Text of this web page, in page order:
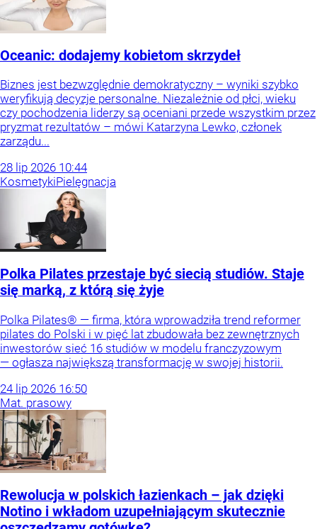
Oceanic: dodajemy kobietom skrzydeł
Biznes jest bezwzględnie demokratyczny – wyniki szybko
weryfikują decyzje personalne. Niezależnie od płci, wieku
czy pochodzenia liderzy są oceniani przede wszystkim przez
pryzmat rezultatów – mówi Katarzyna Lewko, członek
zarządu...
28 lip 2026 10:44
KosmetykiPielęgnacja
Polka Pilates przestaje być siecią studiów. Staje
się marką, z którą się żyje
Polka Pilates® — firma, która wprowadziła trend reformer
pilates do Polski i w pięć lat zbudowała bez zewnętrznych
inwestorów sieć 16 studiów w modelu franczyzowym
— ogłasza największą transformację w swojej historii.
24 lip 2026 16:50
Mat. prasowy
Rewolucja w polskich łazienkach – jak dzięki
Notino i wkładom uzupełniającym skutecznie